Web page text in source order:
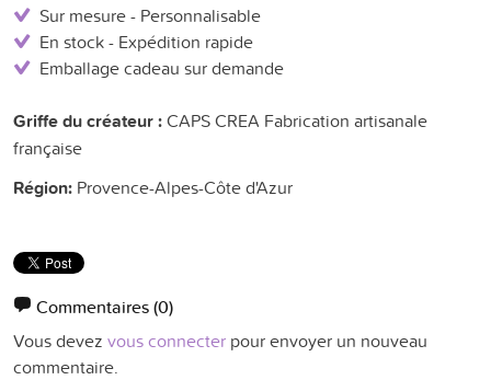
Sur mesure - Personnalisable
En stock - Expédition rapide
Emballage cadeau sur demande
Griffe du créateur :CAPS CREA Fabrication artisanale
française
Région: Provence-Alpes-Côte d'Azur
Commentaires(0)
Vous devez vous connecter pour envoyer un nouveau
commentaire.